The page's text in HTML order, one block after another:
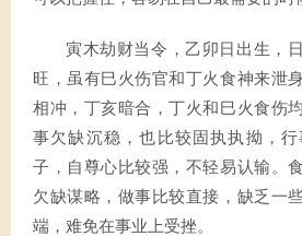
寅木劫财当令，乙卯日出生，
旺，虽有巳火伤官和丁火食神来泄
相冲，丁亥暗合，丁火和巳火食伤
事欠缺沉稳，也比较固执执拗，
子，自尊心比较强，不轻易认输。
欠缺谋略，做事比较直接，缺乏一
端，难免在事业上受挫。